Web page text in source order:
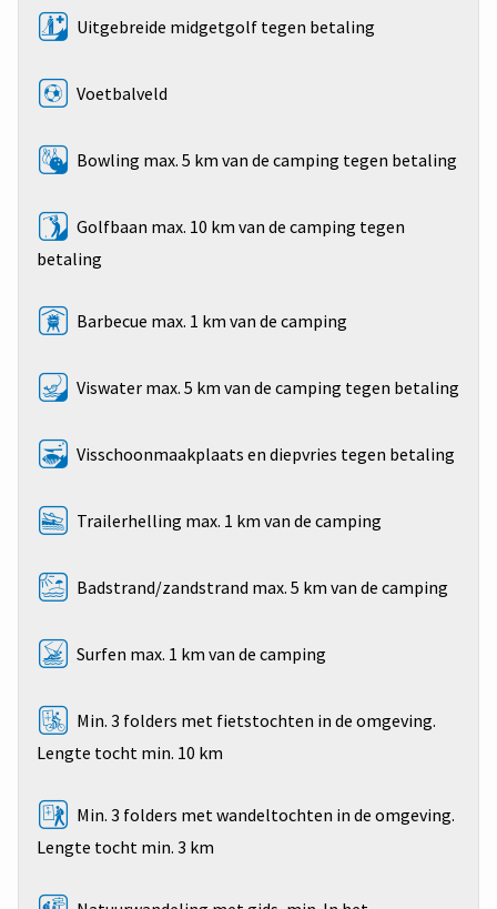
Uitgebreide midgetgolf tegen betaling
Voetbalveld
Bowling max. 5 km van de camping tegen betaling
Golfbaan max. 10 km van de camping tegen
betaling
Barbecue max. 1 km van de camping
Viswater max. 5 km van de camping tegen betaling
Visschoonmaakplaats en diepvries tegen betaling
Trailerhelling max. 1 km van de camping
Badstrand/zandstrand max. 5 km van de camping
Surfen max. 1 km van de camping
Min. 3 folders met fietstochten in de omgeving.
Lengte tocht min. 10 km
Min. 3 folders met wandeltochten in de omgeving.
Lengte tocht min. 3 km